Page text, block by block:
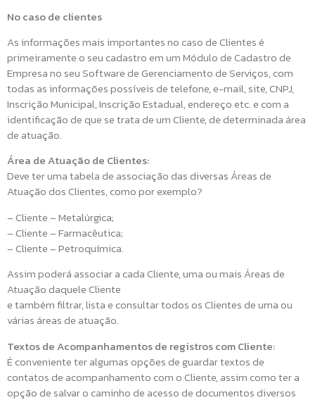
No caso de clientes
As informações mais importantes no caso de Clientes é
primeiramente o seu cadastro em um Módulo de Cadastro de
Empresa no seu Software de Gerenciamento de Serviços, com
todas as informações possíveis de telefone, e-mail, site, CNPJ,
Inscrição Municipal, Inscrição Estadual, endereço etc. e com a
identificação de que se trata de um Cliente, de determinada área
de atuação.
Área de Atuação de Clientes:
Deve ter uma tabela de associação das diversas Áreas de
Atuação dos Clientes, como por exemplo?
– Cliente – Metalúrgica;
– Cliente – Farmacêutica;
– Cliente – Petroquímica.
Assim poderá associar a cada Cliente, uma ou mais Áreas de
Atuação daquele Cliente
e também filtrar, lista e consultar todos os Clientes de uma ou
várias áreas de atuação.
Textos de Acompanhamentos de registros com Cliente:
É conveniente ter algumas opções de guardar textos de
contatos de acompanhamento com o Cliente, assim como ter a
opção de salvar o caminho de acesso de documentos diversos